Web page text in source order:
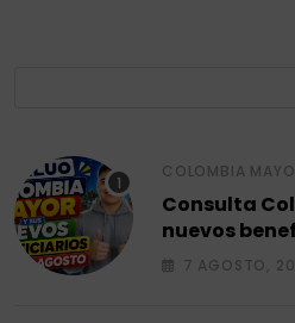
COLOMBIA
Consulta
nuevos
de agosto
7 AGOSTO,